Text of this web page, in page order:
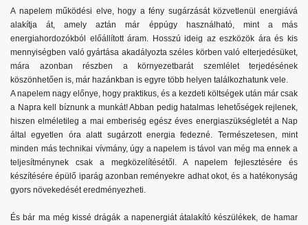
A napelem működési elve, hogy a fény sugárzását közvetlenül energiává
alakítja át, amely aztán már éppúgy használható, mint a más
energiahordozókból előállított áram. Hosszú ideig az eszközök ára és kis
mennyiségben való gyártása akadályozta széles körben való elterjedésüket,
mára azonban részben a környezetbarát szemlélet terjedésének
köszönhetően is, már hazánkban is egyre több helyen találkozhatunk vele.
A napelem nagy előnye, hogy praktikus, és a kezdeti költségek után már csak
a Napra kell bíznunk a munkát! Abban pedig hatalmas lehetőségek rejlenek,
hiszen elméletileg a mai emberiség egész éves energiaszükségletét a Nap
által egyetlen óra alatt sugárzott energia fedezné. Természetesen, mint
minden más technikai vívmány, úgy a napelem is távol van még ma ennek a
teljesítménynek csak a megközelítésétől. A napelem fejlesztésére és
készítésére épülő iparág azonban reményekre adhat okot, és a hatékonyság
gyors növekedését eredményezheti.
És bár ma még kissé drágák a napenergiát átalakító készülékek, de hamar